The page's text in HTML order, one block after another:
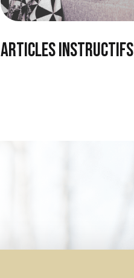
articles instructifs